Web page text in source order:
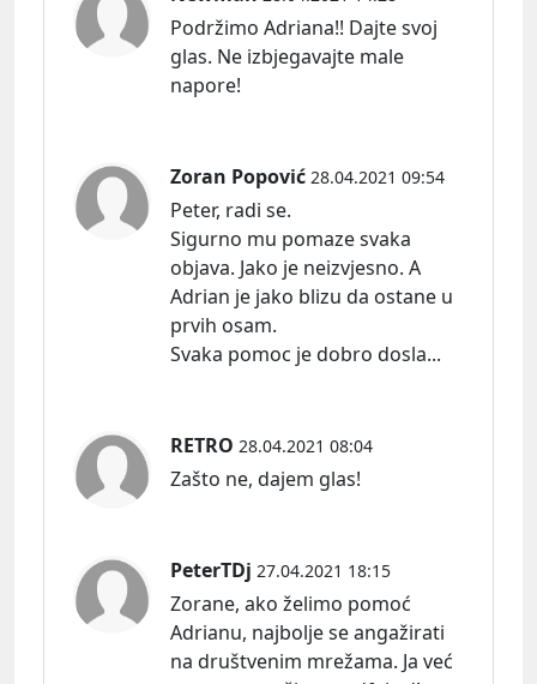
Podržimo Adriana!! Dajte svoj
glas. Ne izbjegavajte male
napore!
Zoran Popović 28.04.2021 09:54
Peter, radi se.
Sigurno mu pomaze svaka
objava. Jako je neizvjesno. A
Adrian je jako blizu da ostane u
prvih osam.
Svaka pomoc je dobro dosla...
RETRO 28.04.2021 08:04
Zašto ne, dajem glas!
PeterTDj 27.04.2021 18:15
Zorane, ako želimo pomoć
Adrianu, najbolje se angažirati
na društvenim mrežama. Ja već